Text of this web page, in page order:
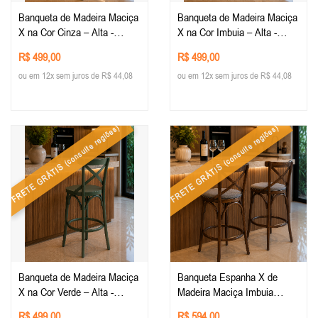
Banqueta de Madeira Maciça
X na Cor Cinza – Alta -
Decoração - Mobiliario
Rústico
R$ 499,00
ou em 12x sem juros de R$ 44,08
Banqueta de Madeira Maciça
X na Cor Imbuia – Alta -
Decoração - Mobiliario
Rústico
R$ 499,00
ou em 12x sem juros de R$ 44,08
FRETE GRÁTIS
(consulte regiões)
Banqueta de Madeira Maciça
X na Cor Verde – Alta -
FRETE GRÁTIS
(consulte regiões)
Banqueta Espanha X de
Madeira Maciça Imbuia